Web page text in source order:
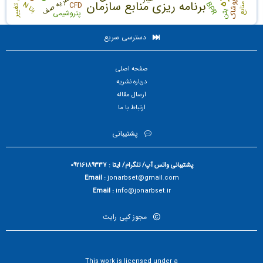
برنامه ریزی منابع سازمان پتروشیمی پوشاک بتا
N CFD BPR بتن
دسترسی سریع
صفحه اصلی
درباره نشریه
ارسال مقاله
ارتباط با ما
پشتیبانی
پشتیبانی واتس آپ/ تلگرام/ ایتا : 09216189337
Email :jonarbset@gmail.com
Email :info@jonarbset.ir
مجوز کپی رایت